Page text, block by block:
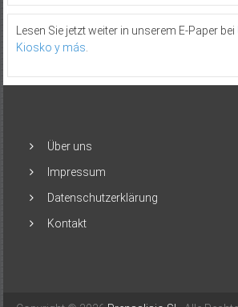
Lesen Sie jetzt weiter in unserem E-Paper bei
Kiosko y más.
Über uns
Impressum
Datenschutzerklärung
Kontakt